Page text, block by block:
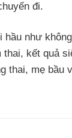
đi.
như
kết quả
thai, mẹ bầu